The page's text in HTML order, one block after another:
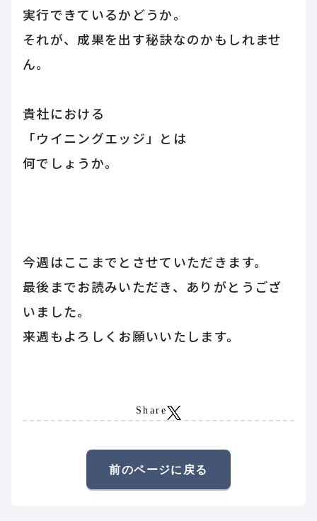
実行できているかどうか。
それが、成果を出す秘訣なのかもしれませ
ん。
貴社における
「ウイニングエッジ」とは
何でしょうか。
今週はここまでとさせていただきます。
最後までお読みいただき、ありがとうござ
いました。
来週もよろしくお願いいたします。
Share
前のページに戻る